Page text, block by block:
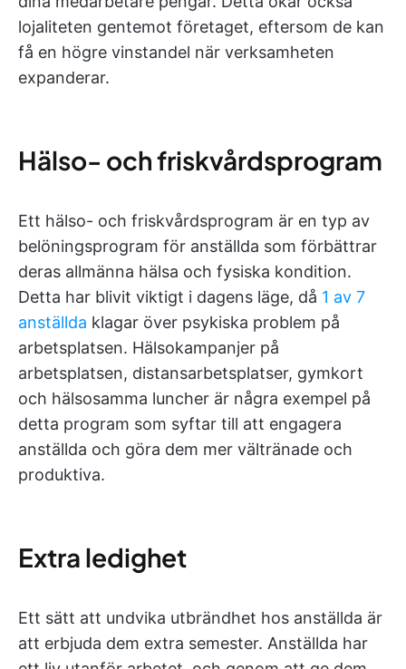
lojaliteten gentemot företaget, eftersom de kan
få en högre vinstandel när verksamheten
expanderar.
Hälso- och friskvårdsprogram
Ett hälso- och friskvårdsprogram är en typ av
belöningsprogram för anställda som förbättrar
deras allmänna hälsa och fysiska kondition.
Detta har blivit viktigt i dagens läge, då 1 av 7
anställda klagar över psykiska problem på
arbetsplatsen. Hälsokampanjer på
arbetsplatsen, distansarbetsplatser, gymkort
och hälsosamma luncher är några exempel på
detta program som syftar till att engagera
anställda och göra dem mer vältränade och
produktiva.
Extra ledighet
Ett sätt att undvika utbrändhet hos anställda är
att erbjuda dem extra semester. Anställda har